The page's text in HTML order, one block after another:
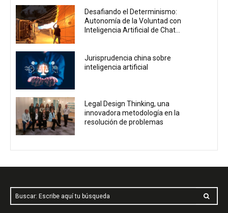
Desafiando el Determinismo:
Autonomía de la Voluntad con
Inteligencia Artificial de Chat...
Jurisprudencia china sobre
inteligencia artificial
Legal Design Thinking, una
innovadora metodología en la
resolución de problemas
Buscar: Escribe aquí tu búsqueda